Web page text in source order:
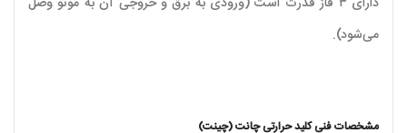
می‌شود).
مشخصات فنی کلید حرارتی چانت (چینت)